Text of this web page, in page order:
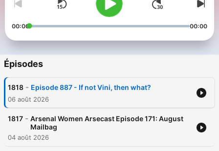
00:00 00:00
Épisodes
1818 - Episode 887 - If not Vini, then what?
06 août 2026
1817 - Arsenal Women Arsecast Episode 171: August
Mailbag
04 août 2026